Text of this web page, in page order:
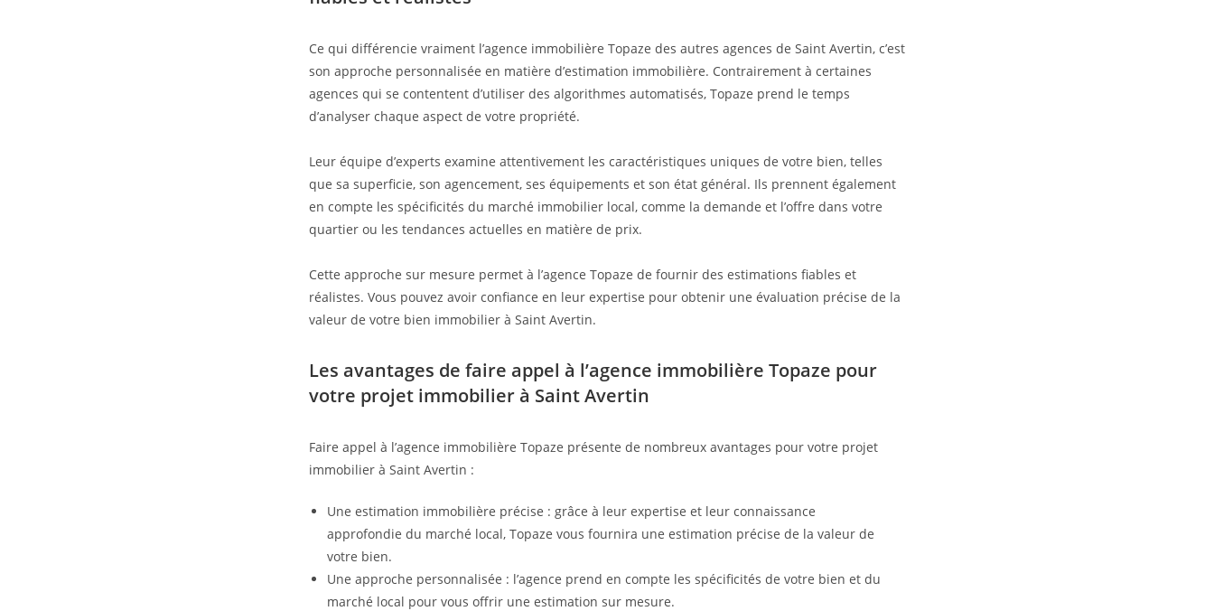
Ce qui différencie vraiment l’agence immobilière Topaze des autres agences de Saint Avertin, c’est
son approche personnalisée en matière d’estimation immobilière. Contrairement à certaines
agences qui se contentent d’utiliser des algorithmes automatisés, Topaze prend le temps
d’analyser chaque aspect de votre propriété.
Leur équipe d’experts examine attentivement les caractéristiques uniques de votre bien, telles
que sa superficie, son agencement, ses équipements et son état général. Ils prennent également
en compte les spécificités du marché immobilier local, comme la demande et l’offre dans votre
quartier ou les tendances actuelles en matière de prix.
Cette approche sur mesure permet à l’agence Topaze de fournir des estimations fiables et
réalistes. Vous pouvez avoir confiance en leur expertise pour obtenir une évaluation précise de la
valeur de votre bien immobilier à Saint Avertin.
Les avantages de faire appel à l’agence immobilière Topaze pour
votre projet immobilier à Saint Avertin
Faire appel à l’agence immobilière Topaze présente de nombreux avantages pour votre projet
immobilier à Saint Avertin :
Une estimation immobilière précise : grâce à leur expertise et leur connaissance
approfondie du marché local, Topaze vous fournira une estimation précise de la valeur de
votre bien.
Une approche personnalisée : l’agence prend en compte les spécificités de votre bien et du
marché local pour vous offrir une estimation sur mesure.